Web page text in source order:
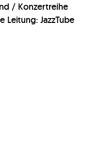
/ Konzertreihe
Leitung: JazzTube